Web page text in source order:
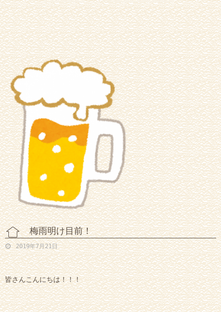
梅雨明け目前！
2019年7月21日
皆さんこんにちは！！！